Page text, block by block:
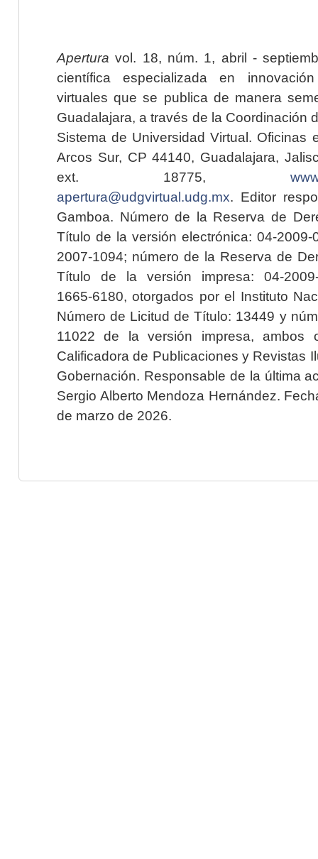
Apertura vol. 18, núm. 1, abril -
científica especializada en
virtuales que se publica de manera
Guadalajara, a través de la Coordinación
Sistema de Universidad Virtual. Oficinas
Arcos Sur, CP 44140, Guadalajara,
ext. 18775,
apertura@udgvirtual.udg.mx. Editor
Gamboa. Número de la Reserva de
Título de la versión electrónica: 04-2009-
2007-1094; número de la Reserva de
Título de la versión impresa: 04-2009-
1665-6180, otorgados por el Instituto
Número de Licitud de Título: 13449 y
11022 de la versión impresa, ambos
Calificadora de Publicaciones y Revistas
Gobernación. Responsable de la última
Sergio Alberto Mendoza Hernández.
de marzo de 2026.